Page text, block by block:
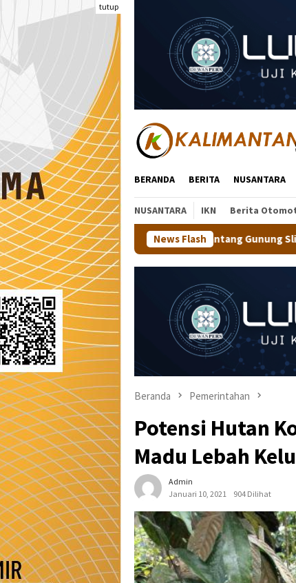
tutup
BERANDA BERITA NUSANTARA
NUSANTARA IKN Berita
News Flash
Trek Menantang Gunung Slipi Sejauh 7,5 Km Bareng 600
Beranda Pemerintahan
Potensi Hutan
Madu Lebah
Admin
Januari 10, 2021
904 Dilihat